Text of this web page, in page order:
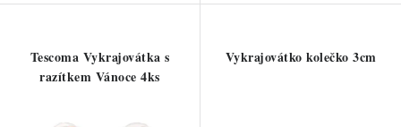
Tescoma Vykrajovátka s
razítkem Vánoce 4ks
Vykrajovátko kolečko 3cm